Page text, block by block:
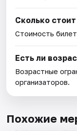
Сколько
Стоимость
Есть ли
Возрастные
организаторов.
Похожие